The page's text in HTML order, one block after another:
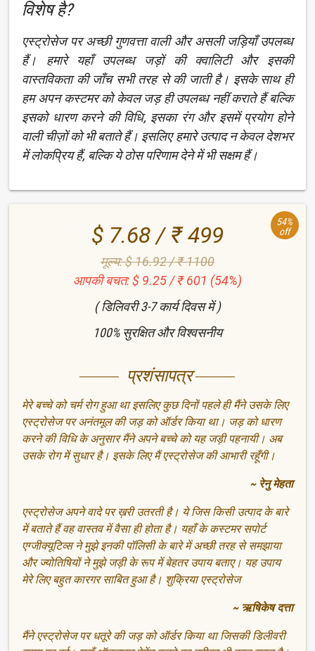
विशेष है?
एस्ट्रोसेज पर अच्छी गुणवत्ता वाली और असली जड़ियाँ उपलब्ध
हैं। हमारे यहाँ उपलब्ध जड़ों की क्वालिटी और इसकी
वास्तविकता की जाँच सभी तरह से की जाती है। इसके साथ ही
हम अपन कस्टमर को केवल जड़ ही उपलब्ध नहीं कराते हैं बल्कि
इसको धारण करने की विधि, इसका रंग और इसमें प्रयोग होने
वाली चीज़ों को भी बताते हैं। इसलिए हमारे उत्पाद न केवल देशभर
में लोकप्रिय हैं, बल्कि ये ठोस परिणाम देने में भी सक्षम हैं।
54%
off
$ 7.68 / ₹ 499
मूल्य: $ 16.92 / ₹ 1100
आपकी बचत: $ 9.25 / ₹ 601 (54%)
( डिलिवरी 3-7 कार्य दिवस में )
100% सुरक्षित और विश्वसनीय
प्रशंसापत्र
मेरे बच्चे को चर्म रोग हुआ था इसलिए कुछ दिनों पहले ही मैंने उसके लिए
एस्ट्रोसेज पर अनंतमूल की जड़ को ऑर्डर किया था। जड़ को धारण
करने की विधि के अनुसार मैंने अपने बच्चे को यह जड़ी पहनायी। अब
उसके रोग में सुधार है। इसके लिए मैं एस्ट्रोसेज की आभारी रहूँगी।
~ रेनु मेहता
एस्ट्रोसेज अपने वादे पर ख़री उतरती है। ये जिस किसी उत्पाद के बारे
में बताते हैं वह वास्तव में वैसा ही होता है। यहाँ के कस्टमर सपोर्ट
एग्जीक्यूटिव्स ने मुझे इनकी पॉलिसी के बारे में अच्छी तरह से समझाया
और ज्योतिषियों ने मुझे जड़ी के रूप में बेहतर उपाय बताए। यह उपाय
मेरे लिए बहुत कारगर साबित हुआ है। शुक्रिया एस्ट्रोसेज
~ ऋषिकेष दत्ता
मैंने एस्ट्रोसेज पर धतूरे की जड़ को ऑर्डर किया था जिसकी डिलीवरी